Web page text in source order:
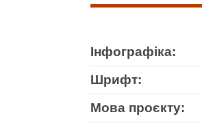
Інфографіка:
Шрифт:
Мова проєкту: